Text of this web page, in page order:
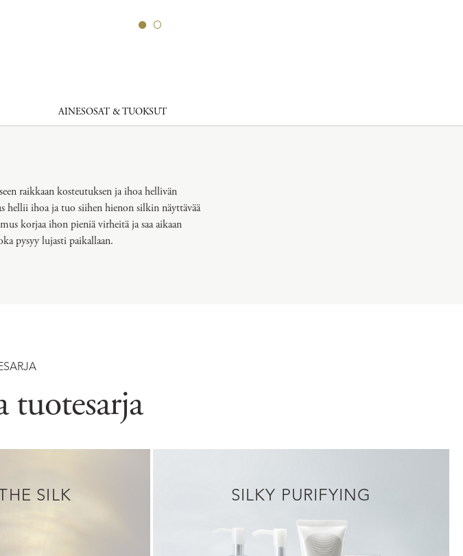
AINESOSAT & TUOKSUT
raikkaan kosteutuksen ja ihoa hellivän
hellii ihoa ja tuo siihen hienon silkin näyttävää
korjaa ihon pieniä virheitä ja saa aikaan
pysyy lujasti paikallaan.
tuotesarja
SILK SILKY PURIFYING